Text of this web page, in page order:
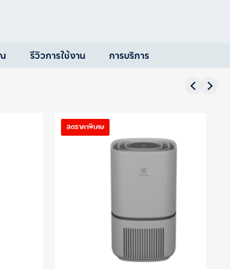
รีวิวการใช้งาน การบริการ
ลดราคาพิเศษ